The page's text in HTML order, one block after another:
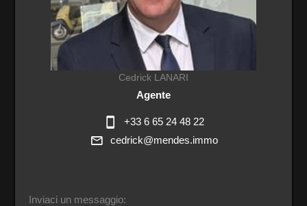
Cedrick LANARI
Agente
+33 6 65 24 48 22
cedrick@mendes.immo
Inviaci un messaggio: